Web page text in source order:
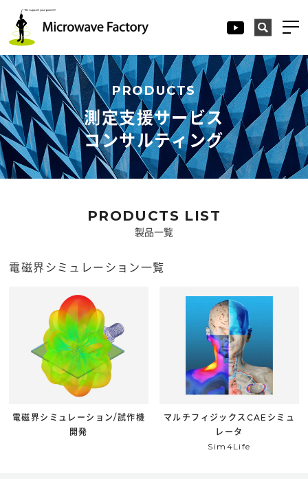
PRODUCTS
測定支援サービス
コンサルティング
PRODUCTS LIST
製品一覧
電磁界シミュレーション一覧
電磁界シミュレーション/試作機
開発
マルチフィジックスCAEシミュ
レータ
Sim4Life